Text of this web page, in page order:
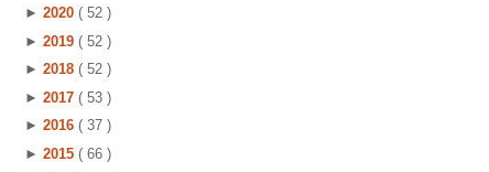
► 2020 ( 52 )
► 2019 ( 52 )
► 2018 ( 52 )
► 2017 ( 53 )
► 2016 ( 37 )
► 2015 ( 66 )